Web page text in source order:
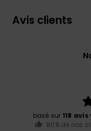
Avis clients
basé sur 118
80% de nos